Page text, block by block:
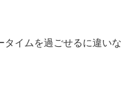
タイムを過ごせるに違いな